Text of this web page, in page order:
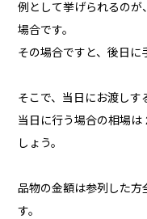
例として挙げられるのが
場合です。
その場合ですと、後日に
そこで、当日にお渡しす
当日に行う場合の相場
しょう。
品物の金額は参列した方
す。